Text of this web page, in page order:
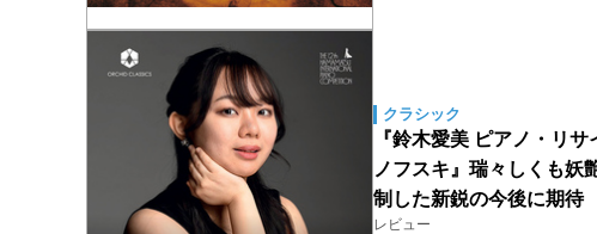
クラシック
『鈴木愛美 ピアノ・リ
ノフスキ』瑞々しくも妖
制した新鋭の今後に期待
レビュー